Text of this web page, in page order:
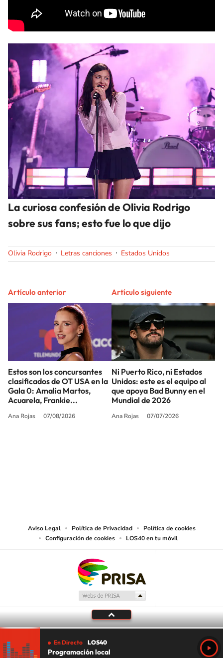
La curiosa confesión de Olivia Rodrigo
sobre sus fans; esto fue lo que dijo
Olivia Rodrigo Letras canciones Estados Unidos
Artículo anterior
Estos son los concursantes
clasificados de OT USA en la
Gala 0: Amalia Martos,
Acuarela, Frankie...
Ana Rojas 07/08/2026
Artículo siguiente
Ni Puerto Rico, ni Estados
Unidos: este es el equipo al
que apoya Bad Bunny en el
Mundial de 2026
Ana Rojas 07/07/2026
Aviso Legal Política de Privacidad
Política de cookies
Configuración de cookies
LOS40 en tu móvil
En Directo LOS40
Programación local